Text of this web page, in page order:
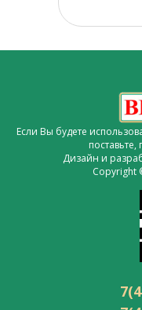
Если Вы будете
поставьте,
Дизайн и
Copyright